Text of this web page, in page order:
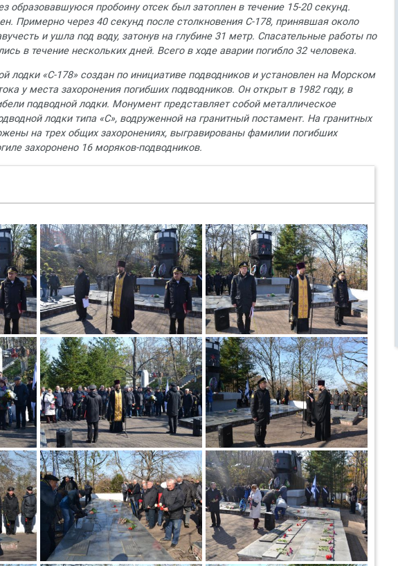
образовавшуюся пробоину отсек был затоплен в течение 15-20 секунд.
Примерно через 40 секунд после столкновения С-178, принявшая около
и ушла под воду, затонув на глубине 31 метр. Спасательные работы по
в течение нескольких дней. Всего в ходе аварии погибло 32 человека.
лодки «С-178» создан по инициативе подводников и установлен на Морском
у места захоронения погибших подводников. Он открыт в 1982 году, в
подводной лодки. Монумент представляет собой металлическое
лодки типа «С», водруженной на гранитный постамент. На гранитных
на трех общих захоронениях, выгравированы фамилии погибших
захоронено 16 моряков-подводников.